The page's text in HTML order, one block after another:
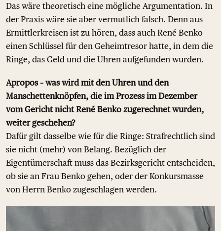
Das wäre theoretisch eine mögliche Argumentation. In
der Praxis wäre sie aber vermutlich falsch. Denn aus
Ermittlerkreisen ist zu hören, dass auch René Benko
einen Schlüssel für den Geheimtresor hatte, in dem die
Ringe, das Geld und die Uhren aufgefunden wurden.
Apropos – was wird mit den Uhren und den
Manschettenknöpfen, die im Prozess im Dezember
vom Gericht nicht René Benko zugerechnet wurden,
weiter geschehen?
Dafür gilt dasselbe wie für die Ringe: Strafrechtlich sind
sie nicht (mehr) von Belang. Bezüglich der
Eigentümerschaft muss das Bezirksgericht entscheiden,
ob sie an Frau Benko gehen, oder der Konkursmasse
von Herrn Benko zugeschlagen werden.